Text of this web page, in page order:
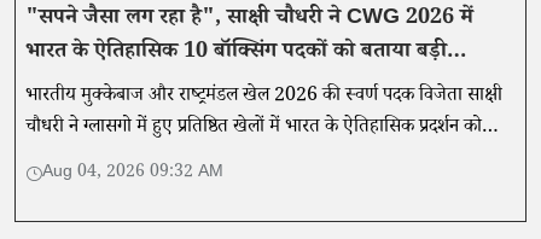
"सपने जैसा लग रहा है", साक्षी चौधरी ने CWG 2026 में
भारत के ऐतिहासिक 10 बॉक्सिंग पदकों को बताया बड़ी
उपलब्धि
भारतीय मुक्केबाज और राष्ट्रमंडल खेल 2026 की स्वर्ण पदक विजेता साक्षी
चौधरी ने ग्लासगो में हुए प्रतिष्ठित खेलों में भारत के ऐतिहासिक प्रदर्शन को
सपने जैसा बताया।
Aug 04, 2026 09:32 AM